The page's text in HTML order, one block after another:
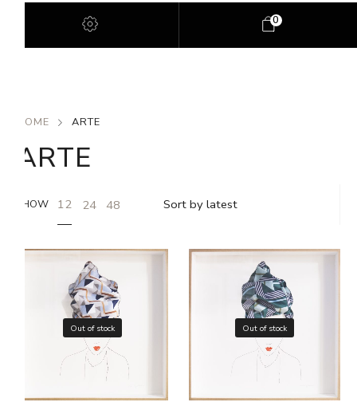
0
HOME ARTE
ARTE
SHOW 12 24 48
Out of stock Out of stock